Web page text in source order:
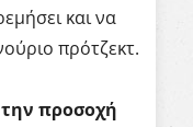
και να
πρότζεκτ.
την προσοχή